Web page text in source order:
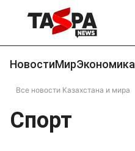
НовостиМирЭкономика
Все новости Казахстана и мира
Спорт